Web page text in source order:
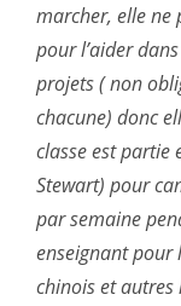
marcher, elle ne
pour l’aider
projets ( non
chacune) donc
classe est partie
Stewart) pour
par semaine
enseignant pour
chinois et autres